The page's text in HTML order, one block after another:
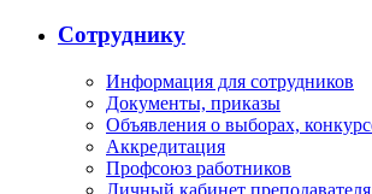
Сотруднику
Информация для сотрудников
Документы, приказы
Объявления о выборах,
Аккредитация
Профсоюз работников